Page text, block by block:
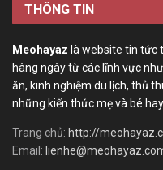
THÔNG TIN
Meohayaz là website tin tức
hàng ngày từ các lĩnh vực
ăn, kinh nghiệm du lịch, thủ
những kiến thức mẹ và bé hay
Trang chủ: http://
Email: